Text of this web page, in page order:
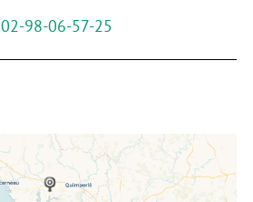
02-98-06-57-25